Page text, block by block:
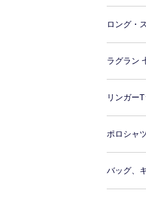
ロング・
ラグラン
リンガー
ポロシャ
バッグ、